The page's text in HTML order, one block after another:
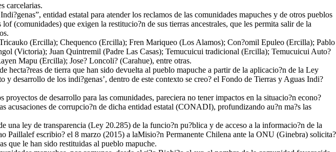
carcelarias.
entidad estatal para atender los reclamos de las comunidades mapuches y de otros pueblos
(comunidades) que exigen la restitucio?n de sus tierras ancestrales, que les permita salir de la
(Ercilla); Chequenco (Ercilla); Fren Mariqueo (Los Alamos); Con?omil Epuleo (Ercilla); Pablo
(Victoria); Juan Quintremil (Padre Las Casas); Temucuicui tradicional (Ercilla); Temucuicui Auto?
Mapu (Ercilla); Jose? Loncoli? (Carahue), entre otras.
hecta?reas de tierra que han sido devuelta al pueblo mapuche a partir de la aplicacio?n de la Ley
desarrollo de los indi?genas’, dentro de este contexto se creo? el Fondo de Tierras y Aguas Indi?
de desarrollo para las comunidades, pareciera no tener impactos en la situacio?n econo?
acusaciones de corrupcio?n de dicha entidad estatal (CONADI), profundizando au?n ma?s las
una ley de transparencia (Ley 20.285) de la funcio?n pu?blica y de acceso a la informacio?n de la
escribio? el 8 marzo (2015) a laMisio?n Permanente Chilena ante la ONU (Ginebra) solicita?
que le han sido restituidas al pueblo mapuche.